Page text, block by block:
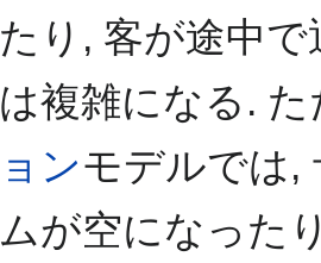
たり, 客が途中
は複雑になる.
ョンモデルでは,
ムが空になった